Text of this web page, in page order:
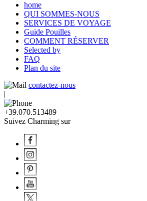
home
QUI SOMMES-NOUS
SERVICES DE VOYAGE
Guide Pouilles
COMMENT RÉSERVER
Selected by
FAQ
Plan du site
contactez-nous
|
+39.070.513489
Suivez Charming sur